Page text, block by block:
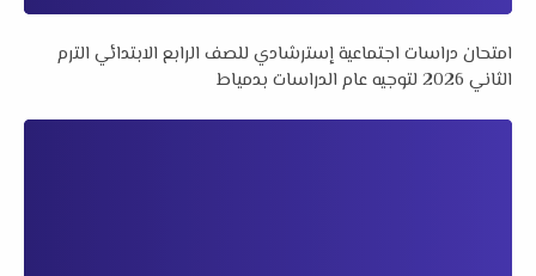
امتحان دراسات اجتماعية إسترشادي للصف الرابع الابتدائي الترم
الثاني 2026 لتوجيه عام الدراسات بدمياط